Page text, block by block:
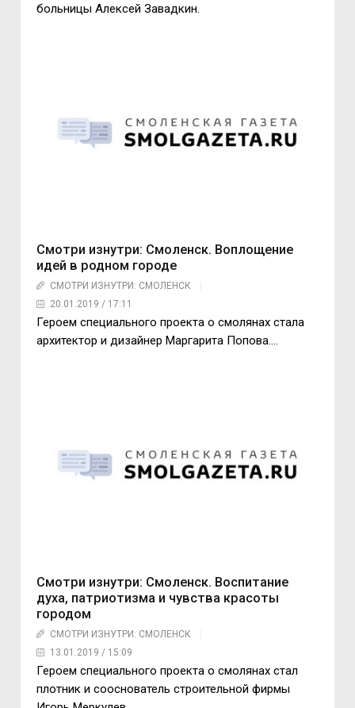
больницы Алексей Завадкин.
Смотри изнутри: Смоленск. Воплощение
идей в родном городе
СМОТРИ ИЗНУТРИ: СМОЛЕНСК
20.01.2019 / 17:11
Героем специального проекта о смолянах стала
архитектор и дизайнер Маргарита Попова….
Смотри изнутри: Смоленск. Воспитание
духа, патриотизма и чувства красоты
городом
СМОТРИ ИЗНУТРИ: СМОЛЕНСК
13.01.2019 / 15:09
Героем специального проекта о смолянах стал
плотник и сооснователь строительной фирмы